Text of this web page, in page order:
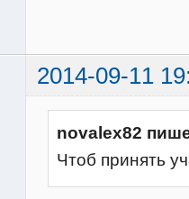
2014-09-11
novalex82
Чтоб принять